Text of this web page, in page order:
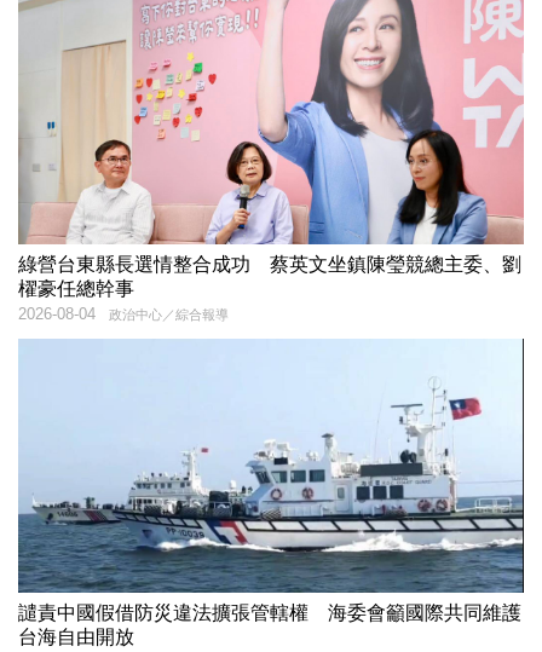
綠營台東縣長選情整合成功 蔡英文坐鎮陳瑩競總主委、劉
櫂豪任總幹事
政治中心／綜合報導
2026-08-04
譴責中國假借防災違法擴張管轄權 海委會籲國際共同維護
台海自由開放